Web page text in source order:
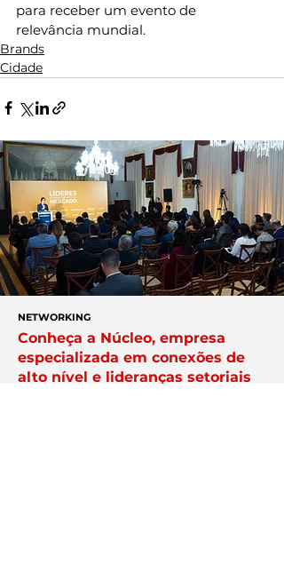
para receber um evento de
relevância mundial.
Brands
Cidade
NETWORKING
Conheça a Núcleo, empresa
especializada em conexões de
alto nível e lideranças setoriais